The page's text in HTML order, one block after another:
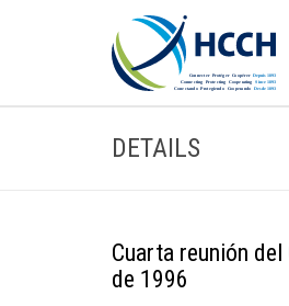
DETAILS
Cuarta reunión
de 1996